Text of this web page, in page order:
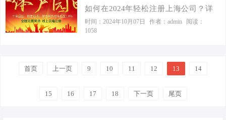
一席之地呢？别急，跟着我一步步
来。 一、注册所需材料 公司名称：准
备3-5个备选名称，以防重名。 股东信
制…
步步教你如何在上海注册贸易公司，
并且在税务上做到最优化。” 第一步：
海市市场监督管理局的数据，截至
2023年3月，上海共有企业约200万
15%。这一数据表明，上海依然是创业
如何在2024年轻松注册上海公司？详
解流程与节税策略 今天接到一个老板
电话，他告诉我：“我在上海有一家建
少，我该不该也这么干呢？”于是，我
海注册公司、选择哪种形式更节税等
时间：2024年10月07日 作者：admin
阅读：
1058
首页 上一页 9 10 11 12 13 14
15 16 17 18 下一页 尾页